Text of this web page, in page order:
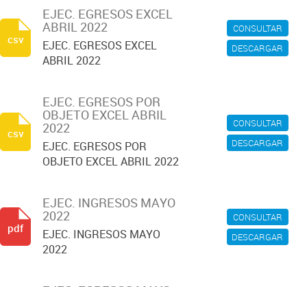
CONSULTAR
DESCARGAR
EJEC. EGRESOS EXCEL
ABRIL 2022
EJEC. EGRESOS EXCEL
ABRIL 2022
csv
CONSULTAR
DESCARGAR
EJEC. EGRESOS POR
OBJETO EXCEL ABRIL
2022
EJEC. EGRESOS POR
OBJETO EXCEL ABRIL 2022
csv
CONSULTAR
DESCARGAR
EJEC. INGRESOS MAYO
2022
EJEC. INGRESOS MAYO
2022
pdf